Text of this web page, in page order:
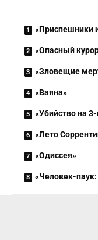
«Приспешники
«Опасный
«Зловещие
«Ваяна»
«Убийство на
«Лето
«Одиссея»
«Человек-